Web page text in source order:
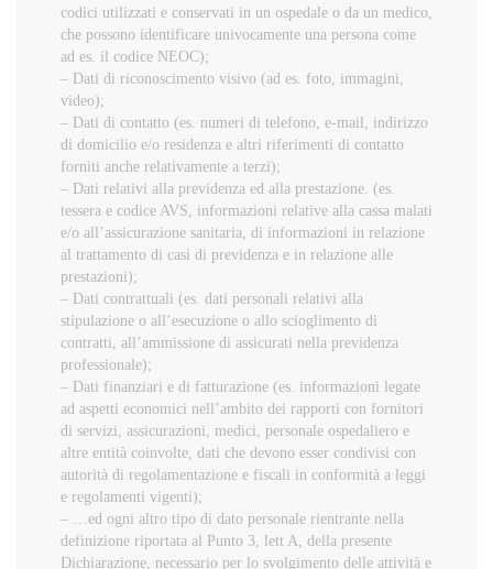
codici utilizzati e conservati in un ospedale o da un medico,
che possono identificare univocamente una persona come
ad es. il codice NEOC);
– Dati di riconoscimento visivo (ad es. foto, immagini,
video);
– Dati di contatto (es. numeri di telefono, e-mail, indirizzo
di domicilio e/o residenza e altri riferimenti di contatto
forniti anche relativamente a terzi);
– Dati relativi alla previdenza ed alla prestazione. (es.
tessera e codice AVS, informazioni relative alla cassa malati
e/o all’assicurazione sanitaria, di informazioni in relazione
al trattamento di casi di previdenza e in relazione alle
prestazioni);
– Dati contrattuali (es. dati personali relativi alla
stipulazione o all’esecuzione o allo scioglimento di
contratti, all’ammissione di assicurati nella previdenza
professionale);
– Dati finanziari e di fatturazione (es. informazioni legate
ad aspetti economici nell’ambito dei rapporti con fornitori
di servizi, assicurazioni, medici, personale ospedaliero e
altre entità coinvolte, dati che devono esser condivisi con
autorità di regolamentazione e fiscali in conformità a leggi
e regolamenti vigenti);
– …ed ogni altro tipo di dato personale rientrante nella
definizione riportata al Punto 3, lett A, della presente
Dichiarazione, necessario per lo svolgimento delle attività e